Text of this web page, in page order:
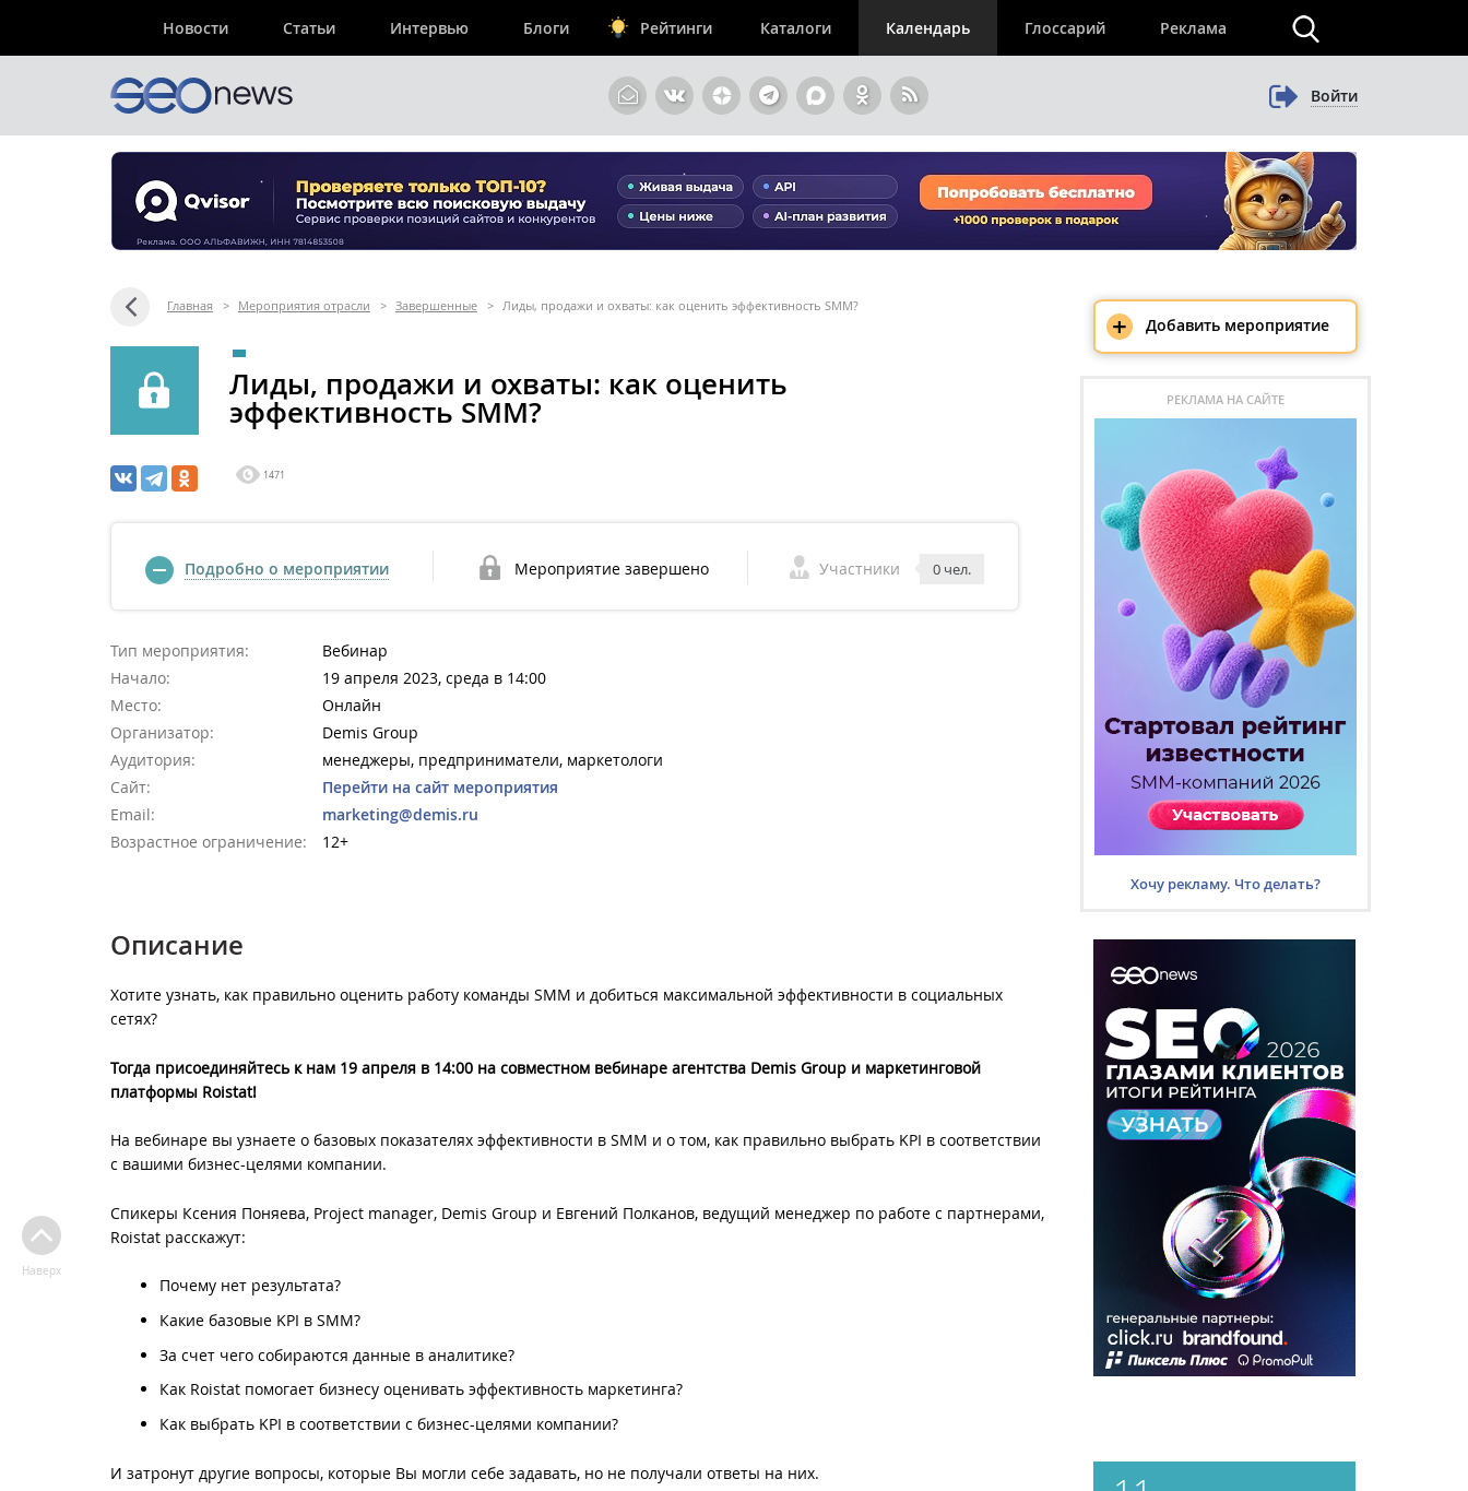
Новости Статьи Интервью Блоги Рейтинги Каталоги Календарь Глоссарий Реклама
Войти
Главная > Мероприятия отрасли > Завершенные > Лиды, продажи и охваты: как оценить эффективность SMM?
Лиды, продажи и охваты: как оценить
эффективность SMM?
1471
Подробно о мероприятии Мероприятие завершено Участники 0 чел.
Тип мероприятия:
Вебинар
Начало:
19 апреля 2023, среда в 14:00
Место:
Онлайн
Организатор:
Demis Group
Аудитория:
менеджеры, предприниматели, маркетологи
Сайт:
Перейти на сайт мероприятия
Email:
marketing@demis.ru
Возрастное ограничение:
12+
Описание
Хотите узнать, как правильно оценить работу команды SMM и добиться максимальной эффективности в социальных
сетях?
Тогда присоединяйтесь к нам 19 апреля в 14:00 на совместном вебинаре агентства Demis Group и маркетинговой
платформы Roistat!
На вебинаре вы узнаете о базовых показателях эффективности в SMM и о том, как правильно выбрать KPI в соответствии
с вашими бизнес-целями компании.
Спикеры Ксения Поняева, Project manager, Demis Group и Евгений Полканов, ведущий менеджер по работе с партнерами,
Roistat расскажут:
Почему нет результата?
Какие базовые KPI в SMM?
За счет чего собираются данные в аналитике?
Как Roistat помогает бизнесу оценивать эффективность маркетинга?
Как выбрать KPI в соответствии с бизнес-целями компании?
И затронут другие вопросы, которые Вы могли себе задавать, но не получали ответы на них.
Наверх
+ Добавить мероприятие
РЕКЛАМА НА САЙТЕ
Хочу рекламу. Что делать?